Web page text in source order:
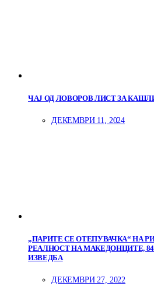
ЧАЈ ОД ЛОВОРОВ ЛИСТ ЗА
ДЕКЕМВРИ 11, 2024
„ПАРИТЕ СЕ ОТЕПУВАЧКА“ НА
РЕАЛНОСТ НА МАКЕДОНЦИТЕ,
ИЗВЕДБА
ДЕКЕМВРИ 27, 2022